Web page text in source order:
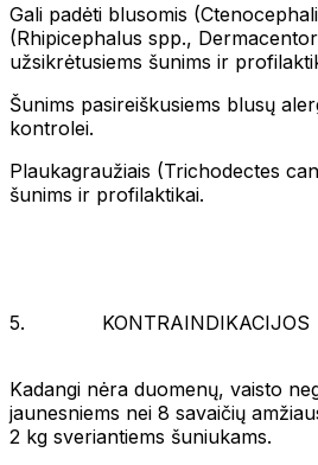
Gali padėti blusomis
(Rhipicephalus spp.,
užsikrėtusiems šunims ir
Šunims pasireiškusiems blusų
kontrolei.
Plaukagraužiais (Trichodectes
šunims ir profilaktikai.
5. KONTRAINDIKACIJOS
Kadangi nėra duomenų, vaisto
jaunesniems nei 8 savaičių
2 kg sveriantiems šuniukams.